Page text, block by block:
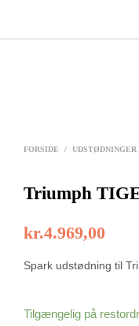
FORSIDE / UDSTØDNINGER
Triumph
kr.4.969,00
Spark udstødning til
Tilgængelig på